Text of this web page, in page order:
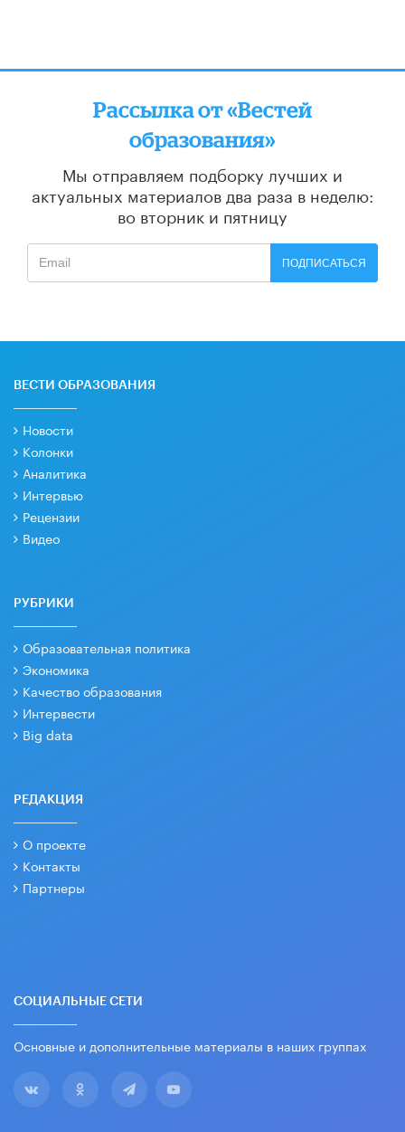
Рассылка от «Вестей
образования»
Мы отправляем подборку лучших и
актуальных материалов два раза в неделю:
во вторник и пятницу
ПОДПИСАТЬСЯ
ВЕСТИ ОБРАЗОВАНИЯ
Новости
Колонки
Аналитика
Интервью
Рецензии
Видео
РУБРИКИ
Образовательная политика
Экономика
Качество образования
Интервести
Big data
РЕДАКЦИЯ
О проекте
Контакты
Партнеры
СОЦИАЛЬНЫЕ СЕТИ
Основные и дополнительные материалы в наших группах